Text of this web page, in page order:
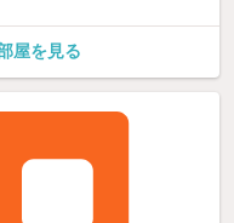
屋を見る